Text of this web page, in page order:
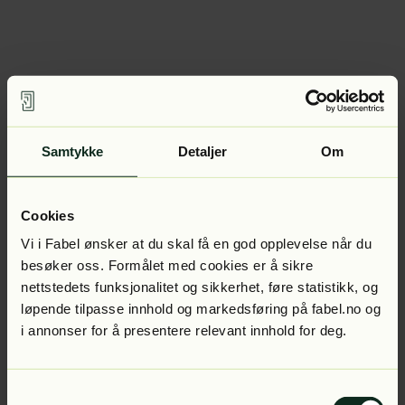
Samtykke Detaljer Om
Cookies
Vi i Fabel ønsker at du skal få en god opplevelse når du
besøker oss. Formålet med cookies er å sikre
nettstedets funksjonalitet og sikkerhet, føre statistikk, og
løpende tilpasse innhold og markedsføring på fabel.no og
i annonser for å presentere relevant innhold for deg.